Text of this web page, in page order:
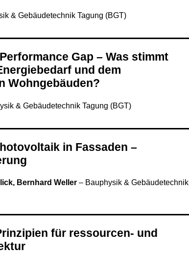
& Gebäudetechnik Tagung (BGT)
Gap – Was stimmt
und dem
Wohngebäuden?
& Gebäudetechnik Tagung (BGT)
in Fassaden –
Bernhard Weller – Bauphysik & Gebäudetechnik
für ressourcen- und